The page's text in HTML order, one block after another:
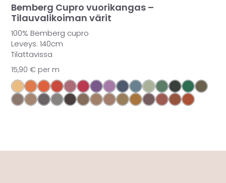
Bemberg Cupro vuorikangas –
Tilauvalikoiman värit
100% Bemberg cupro
Leveys: 140cm
Tilattavissa
15,90€ per m